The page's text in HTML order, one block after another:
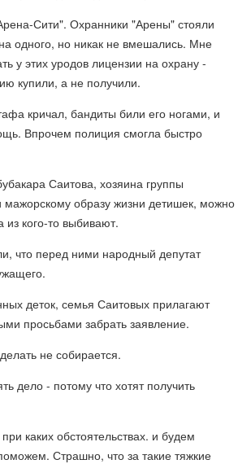
Сити". Охранники "Арены" стояли
одного, но никак не вмешались. Мне
у этих уродов лицензии на охрану -
купили, а не получили.
кричал, бандиты били его ногами, и
Впрочем полиция смогла быстро
Саитова, хозяина группы
мажорскому образу жизни детишек, можно
кого-то выбивают.
что перед ними народный депутат
деток, семья Саитовых прилагают
просьбами забрать заявление.
не собирается.
дело - потому что хотят получить
каких обстоятельствах. и будем
Страшно, что за такие тяжкие